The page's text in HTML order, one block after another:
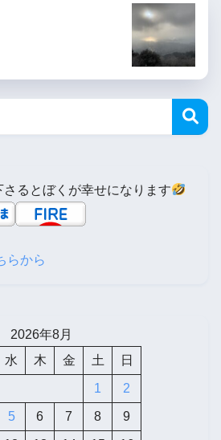
るとぼくが幸せになります
らから
2026年8月
水 木 金 土 日
1 2
5 6 7 8 9